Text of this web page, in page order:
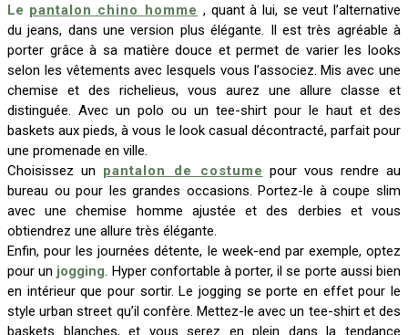
Le pantalon chino homme , quant à lui, se veut l’alternative
du jeans, dans une version plus élégante. Il est très agréable à
porter grâce à sa matière douce et permet de varier les looks
selon les vêtements avec lesquels vous l’associez. Mis avec une
chemise et des richelieus, vous aurez une allure classe et
distinguée. Avec un polo ou un tee-shirt pour le haut et des
baskets aux pieds, à vous le look casual décontracté, parfait pour
une promenade en ville.
Choisissez un pantalon de costume pour vous rendre au
bureau ou pour les grandes occasions. Portez-le à coupe slim
avec une chemise homme ajustée et des derbies et vous
obtiendrez une allure très élégante.
Enfin, pour les journées détente, le week-end par exemple, optez
pour un jogging. Hyper confortable à porter, il se porte aussi bien
en intérieur que pour sortir. Le jogging se porte en effet pour le
style urban street qu’il confère. Mettez-le avec un tee-shirt et des
baskets blanches, et vous serez en plein dans la tendance